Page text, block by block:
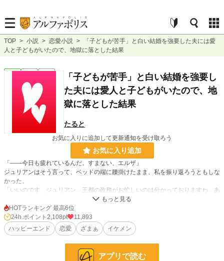
TOP > 小説 > 恋愛小説 >
「子どもが苦手」と白い結婚を強要した夫には愛
人と子どもがいたので、地獄に落とした結果
恋愛 完結 短編
「子どもが苦手」と白い結婚を強要し
た夫には愛人と子どもがいたので、地
獄に落とした結果
たると
お気に入りに追加して更新通知を受け取ろう
お気に入り追加
「――今日も疲れているんだ。すまない、エルザ」
ジュリアンはそう言って、ベッドの端に腰掛けたまま、私を振り返ろうともしな
かった。
「いいのです、ジュリアン。王都の政務がお忙しいのは分かっておりますわ。あ
なたがこうして無事に戻ってきてくださるだけで、私は十分に幸せですから」
彼は私を愛している。
ジュリアンも私に愛を誓ってくれているし、私もそれを疑わなかった。
それなのに――
581 位 / 228,589 件
HOTランキング 最高6位
24h.ポイント 2,108pt
11,893
ハッピーエンド
恋愛 ざまぁ イケメン
アプリで読む